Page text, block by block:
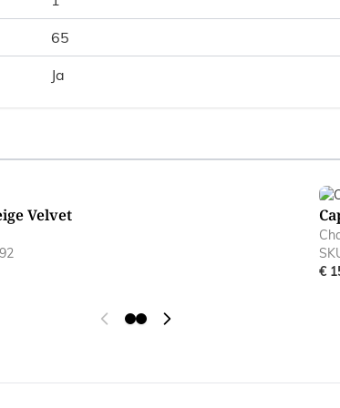
65
Ja
tab key. You can skip the carousel or go
Velvet
€